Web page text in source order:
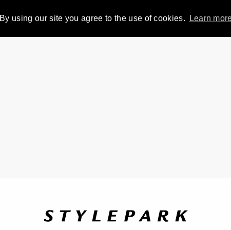
using our site you agree to the use of cookies. Learn